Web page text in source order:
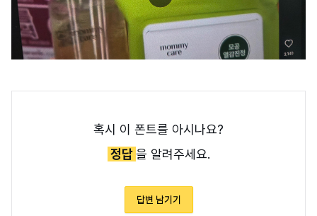
혹시 이 폰트를 아시나요?
정답을 알려주세요.
답변 남기기